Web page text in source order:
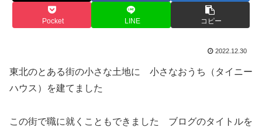
Pocket LINE コピー
2022.12.30
東北のとある街の小さな土地に 小さなおうち（タイニー
ハウス）を建てました
この街で職に就くこともできました ブログのタイトルを